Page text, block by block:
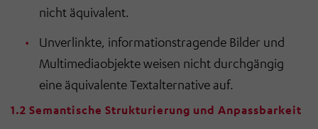
nicht äquivalent.
Unverlinkte, informationstragende Bilder und
Multimediaobjekte weisen nicht durchgängig
eine äquivalente Textalternative auf.
1.2 Semantische Strukturierung und Anpassbarkeit